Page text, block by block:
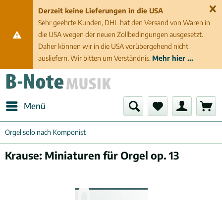
Derzeit keine Lieferungen in die USA
Sehr geehrte Kunden, DHL hat den Versand von Waren in
die USA wegen der neuen Zollbedingungen ausgesetzt.
Daher können wir in die USA vorübergehend nicht
ausliefern. Wir bitten um Verständnis. Mehr hier ...
Menü
Orgel solo nach Komponist
Krause: Miniaturen für Orgel op. 13